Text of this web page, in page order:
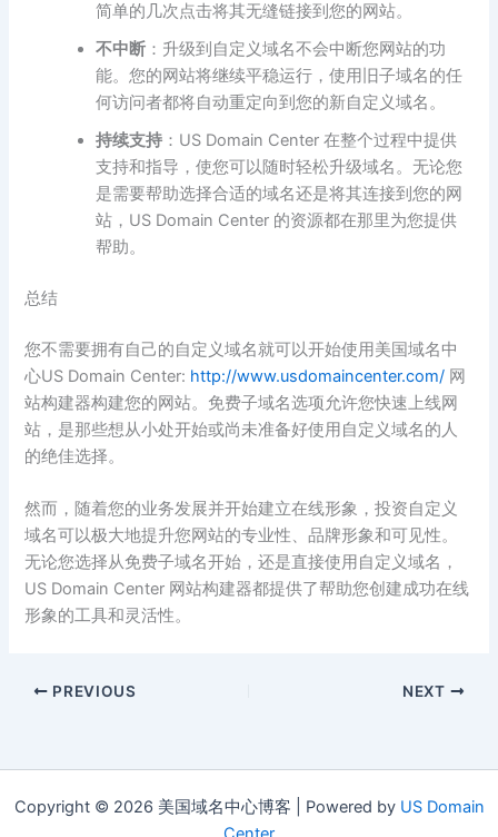
简单的几次点击将其无缝链接到您的网站。
不中断 ：升级到自定义域名不会中断您网站的功
能。您的网站将继续平稳运行，使用旧子域名的任
何访问者都将自动重定向到您的新自定义域名。
持续支持 ：US Domain Center 在整个过程中提供
支持和指导，使您可以随时轻松升级域名。无论您
是需要帮助选择合适的域名还是将其连接到您的网
站，US Domain Center 的资源都在那里为您提供
帮助。
总结
您不需要拥有自己的自定义域名就可以开始使用美国域名中
心US Domain Center: http://www.usdomaincenter.com/ 网
站构建器构建您的网站。免费子域名选项允许您快速上线网
站，是那些想从小处开始或尚未准备好使用自定义域名的人
的绝佳选择。
然而，随着您的业务发展并开始建立在线形象，投资自定义
域名可以极大地提升您网站的专业性、品牌形象和可见性。
无论您选择从免费子域名开始，还是直接使用自定义域名，
US Domain Center 网站构建器都提供了帮助您创建成功在线
形象的工具和灵活性。
PREVIOUS NEXT
Copyright © 2026 美国域名中心博客 | Powered by US Domain